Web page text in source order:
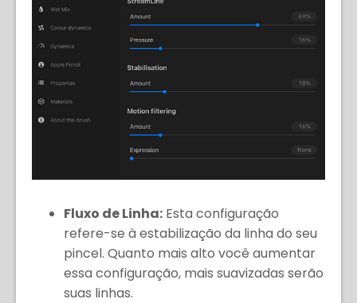
Fluxo de Linha: Esta configuração
refere-se à estabilização da linha do seu
pincel. Quanto mais alto você aumentar
essa configuração, mais suavizadas serão
suas linhas.